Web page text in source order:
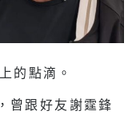
的點滴。
曾跟好友謝霆鋒